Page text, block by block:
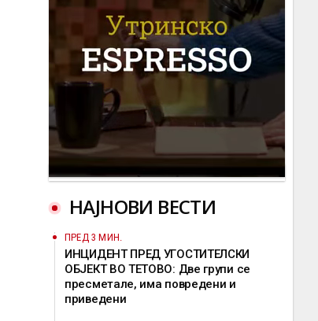
НАЈНОВИ ВЕСТИ
ПРЕД 3 МИН.
ИНЦИДЕНТ ПРЕД УГОСТИТЕЛСКИ
ОБЈЕКТ ВО ТЕТОВО: Две групи се
пресметале, има повредени и
приведени